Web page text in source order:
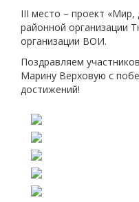
III место – проект
районной организации
организации ВОИ.
Поздравляем
Марину Верховую с
достижений!